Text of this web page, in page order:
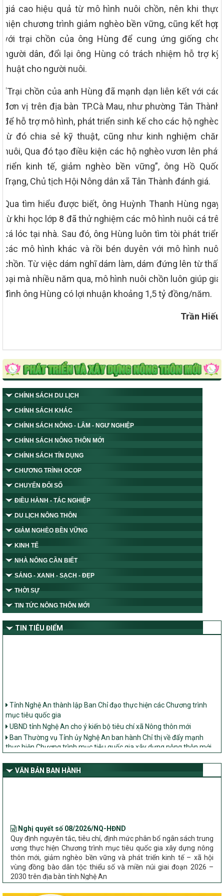
giá cao hiệu quả từ mô hình nuôi chồn, nên khi thực
hiện chương trình giảm nghèo bền vững, cũng kết hợp
với trại chồn của ông Hùng để cung ứng giống cho
người dân, đổi lại ông Hùng có trách nhiệm hỗ trợ kỹ
thuật cho người nuôi.
“Trại chồn của anh Hùng đã mạnh dạn liên kết với các
đơn vị trên địa bàn TP.Cà Mau, như phường Tân Thành
để hỗ trợ mô hình, phát triển sinh kế cho các hộ nghèo,
từ đó chia sẻ kỹ thuật, cũng như kinh nghiệm chăn
nuôi, Qua đó tạo điều kiện các hộ nghèo vươn lên phát
triển kinh tế, giảm nghèo bền vững”, ông Hồ Quốc
Trạng, Chủ tịch Hội Nông dân xã Tân Thành đánh giá.
Qua tìm hiểu được biết, ông Huỳnh Thanh Hùng ngay
từ khi học lớp 8 đã thử nghiệm các mô hình nuôi cá trê,
cá lóc tại nhà. Sau đó, ông Hùng luôn tìm tòi phát triển
các mô hình khác và rồi bén duyên với mô hình nuôi
chồn. Từ việc dám nghĩ dám làm, dám đứng lên từ thất
bại mà nhiều năm qua, mô hình nuôi chồn luôn giúp gia
đình ông Hùng có lợi nhuận khoảng 1,5 tỷ đồng/năm.
Trần Hiếu
CHÍNH SÁCH DU LỊCH
CHÍNH SÁCH KHÁC
CHÍNH SÁCH NÔNG - LÂM - NGƯ NGHIỆP
CHÍNH SÁCH NÔNG THÔN MỚI
CHÍNH SÁCH TÍN DỤNG
CHƯƠNG TRÌNH OCOP
CHUYỂN ĐỔI SỐ
ĐIỀU HÀNH - TÁC NGHIỆP
DU LỊCH NÔNG THÔN
GIẢM NGHÈO BỀN VỮNG
KINH TẾ
NHÀ NÔNG CẦN BIẾT
SÁNG - XANH - SẠCH - ĐẸP
THỜI SỰ
TIN TỨC NÔNG THÔN MỚI
TIN TIÊU ĐIỂM
Tỉnh Nghệ An thành lập Ban Chỉ đạo thực hiện các Chương trình
mục tiêu quốc gia
UBND tỉnh Nghệ An cho ý kiến bộ tiêu chí xã Nông thôn mới
Ban Thường vụ Tỉnh ủy Nghệ An ban hành Chỉ thị về đẩy mạnh
thực hiện Chương trình mục tiêu quốc gia xây dựng nông thôn mới,
giảm nghèo bền vững và phát triển kinh tế – xã hội vùng đồng bào
Nghệ An
VĂN BẢN BAN HÀNH
Quy định nguyên tắc, tiêu chí, định mức phân bổ ngân sách trung
ương thực hiện Chương trình mục tiêu quốc gia xây dựng nông
thôn mới, giảm nghèo bền vững và phát triển kinh tế – xã hội
vùng đồng bào dân tộc thiểu số và miền núi giai đoạn 2026 –
2030 trên địa bàn tỉnh Nghệ An
Chỉ Thị số 22-CT/TU
về đẩy mạnh thực hiện Chương trình mục tiêu quốc gia xây dựng